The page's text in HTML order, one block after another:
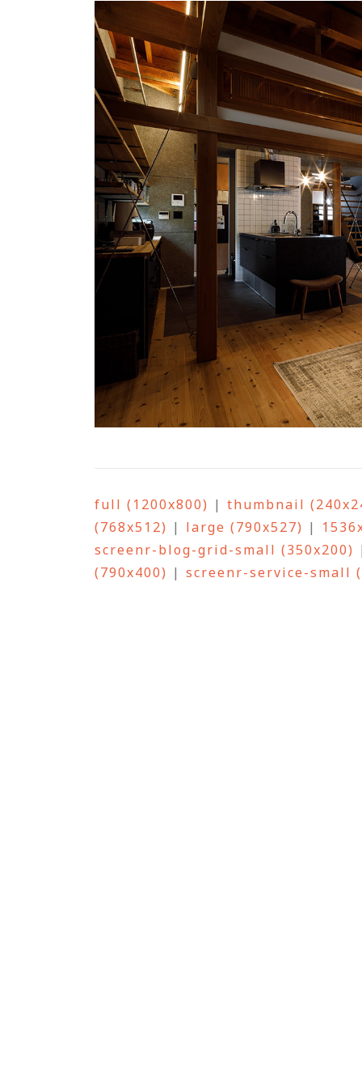
full (1200x800) | thumbnail
(768x512) | large (790x527) |
screenr-blog-grid-small (350x200)
(790x400) | screenr-service-small